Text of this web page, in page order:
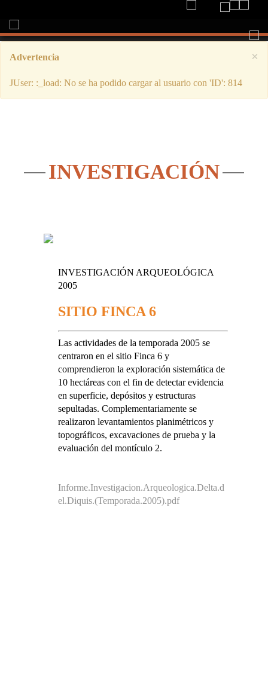
×
Advertencia
JUser: :_load: No se ha podido cargar al usuario con 'ID': 814
INVESTIGACIÓN
INVESTIGACIÓN ARQUEOLÓGICA
2005
SITIO FINCA 6
Las actividades de la temporada 2005 se
centraron en el sitio Finca 6 y
comprendieron la exploración sistemática de
10 hectáreas con el fin de detectar evidencia
en superficie, depósitos y estructuras
sepultadas. Complementariamente se
realizaron levantamientos planimétricos y
topográficos, excavaciones de prueba y la
evaluación del montículo 2.
Informe.Investigacion.Arqueologica.Delta.d
el.Diquis.(Temporada.2005).pdf